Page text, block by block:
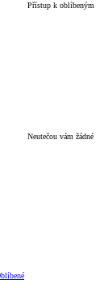
Přístup k oblíbeným
Neutečou vám žádné